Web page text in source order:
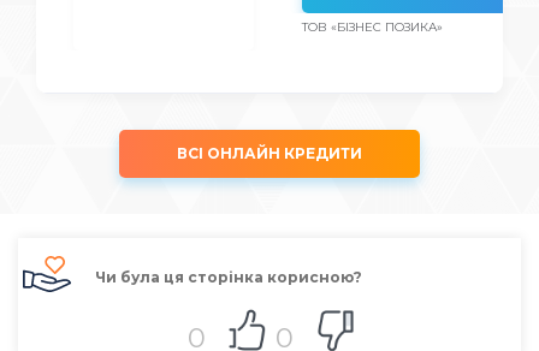
ТОВ «БІЗНЕС ПОЗИКА»
ВСІ ОНЛАЙН КРЕДИТИ
Чи була ця сторінка корисною?
0 0